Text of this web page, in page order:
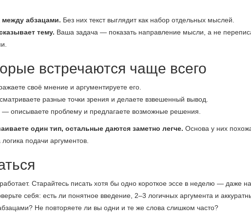
между абзацами. Без них текст выглядит как набор отдельных мыслей.
тему. Ваша задача — показать направление мысли, а не
встречаются чаще всего
своё мнение и аргументируете его.
разные точки зрения и делаете взвешенный вывод.
— описываете проблему и предлагаете возможные решения.
один тип, остальные даются заметно легче. Основа у них
подачи аргументов.
Старайтесь писать хотя бы одно короткое эссе в неделю — даже на
себя: есть ли понятное введение, 2–3 логичных аргумента и
Не повторяете ли вы одни и те же слова слишком часто?